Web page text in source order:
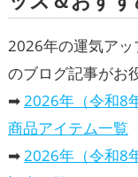
2026年の運気ア
のブログ記事がお
➡2026年（令和8
商品アイテム一覧
➡2026年（令和8